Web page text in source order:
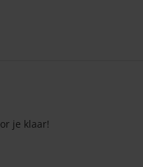
je klaar!